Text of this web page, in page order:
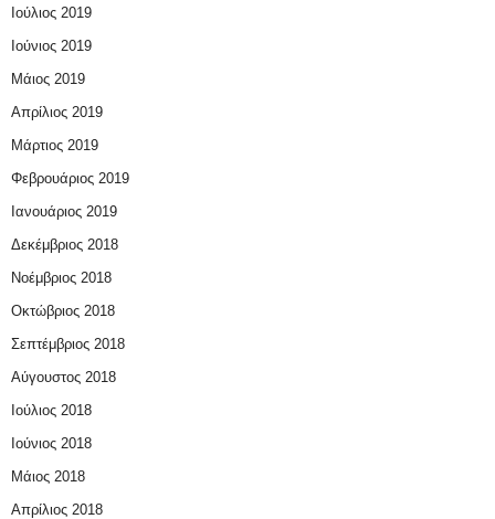
Ιούλιος 2019
Ιούνιος 2019
Μάιος 2019
Απρίλιος 2019
Μάρτιος 2019
Φεβρουάριος 2019
Ιανουάριος 2019
Δεκέμβριος 2018
Νοέμβριος 2018
Οκτώβριος 2018
Σεπτέμβριος 2018
Αύγουστος 2018
Ιούλιος 2018
Ιούνιος 2018
Μάιος 2018
Απρίλιος 2018